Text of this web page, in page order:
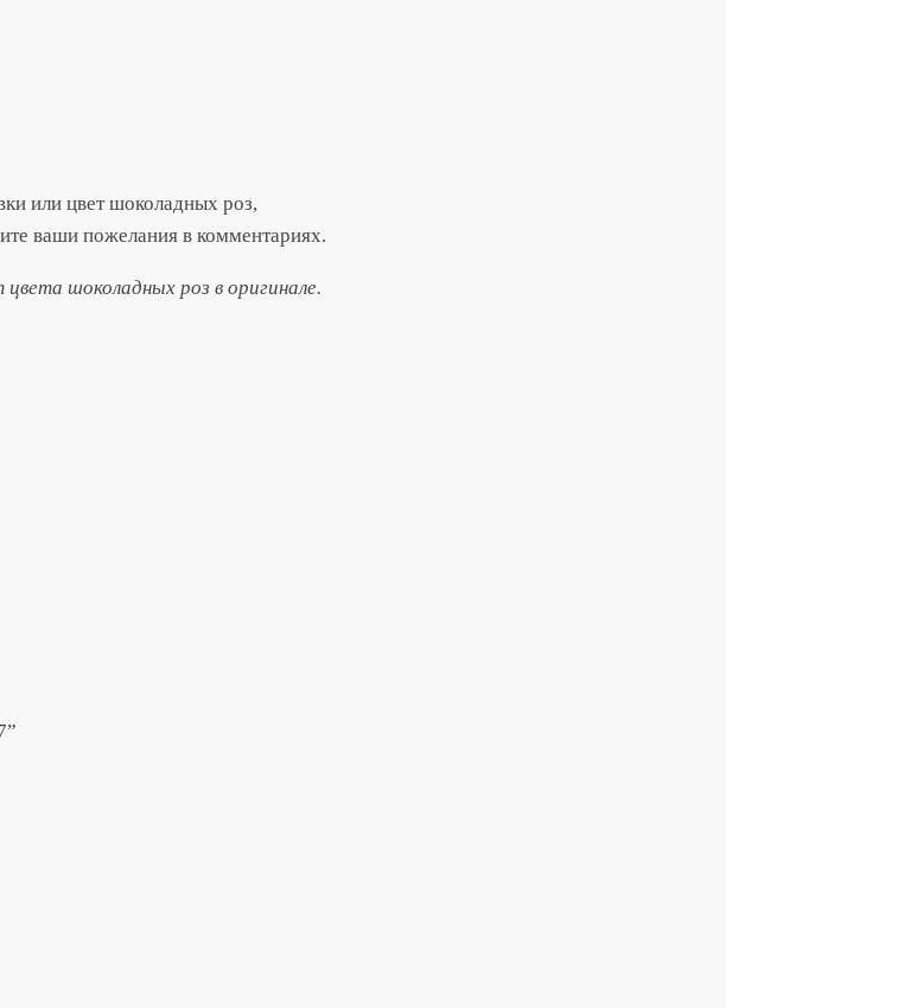
или цвет шоколадных роз,
ваши пожелания в комментариях.
шоколадных роз в оригинале.